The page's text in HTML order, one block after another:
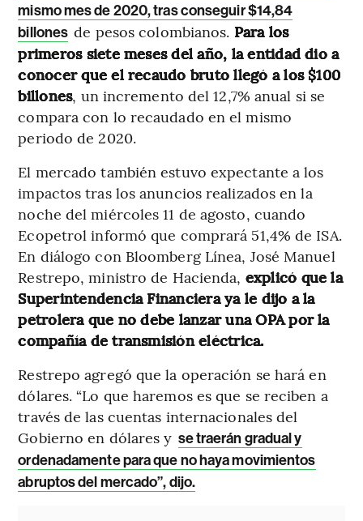
mismo mes de 2020, tras conseguir $14,84
billones de pesos colombianos. Para los
primeros siete meses del año, la entidad dio a
conocer que el recaudo bruto llegó a los $100
billones, un incremento del 12,7% anual si se
compara con lo recaudado en el mismo
periodo de 2020.
El mercado también estuvo expectante a los
impactos tras los anuncios realizados en la
noche del miércoles 11 de agosto, cuando
Ecopetrol informó que comprará 51,4% de ISA.
En diálogo con Bloomberg Línea, José Manuel
Restrepo, ministro de Hacienda, explicó que la
Superintendencia Financiera ya le dijo a la
petrolera que no debe lanzar una OPA por la
compañía de transmisión eléctrica.
Restrepo agregó que la operación se hará en
dólares. “Lo que haremos es que se reciben a
través de las cuentas internacionales del
Gobierno en dólares y se traerán gradual y
ordenadamente para que no haya movimientos
abruptos del mercado”, dijo.